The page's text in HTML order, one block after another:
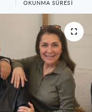
OKUNMA SÜRESI